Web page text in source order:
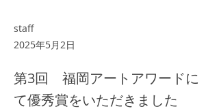
staff
2025年5月2日
第3回 福岡アートアワードに
て優秀賞をいただきました